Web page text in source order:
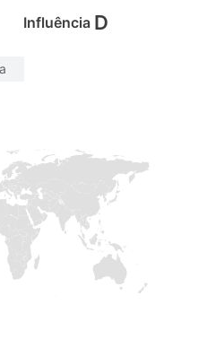
Influência D